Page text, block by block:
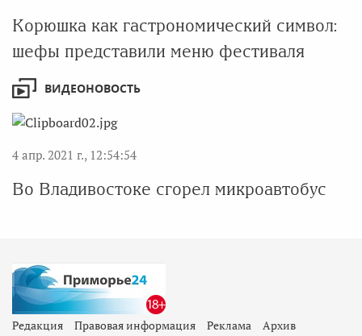
Корюшка как гастрономический символ:
шефы представили меню фестиваля
ВИДЕОНОВОСТЬ
4 апр. 2021 г., 12:54:54
Во Владивостоке сгорел микроавтобус
Редакция Правовая информация Реклама
Архив